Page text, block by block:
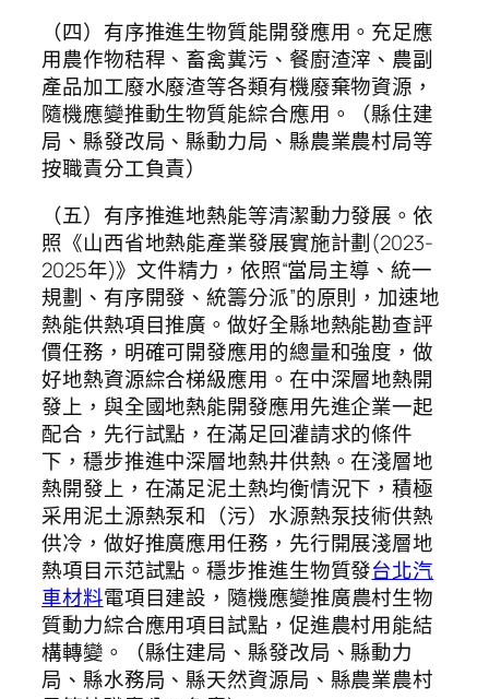
（四）有序推進生物質能開發應用。充足應
用農作物秸稈、畜禽糞污、餐廚渣滓、農副
產品加工廢水廢渣等各類有機廢棄物資源，
隨機應變推動生物質能綜合應用。（縣住建
局、縣發改局、縣動力局、縣農業農村局等
按職責分工負責）
（五）有序推進地熱能等清潔動力發展。依
照《山西省地熱能產業發展實施計劃(2023-
2025年)》文件精力，依照“當局主導、統一
規劃、有序開發、統籌分派”的原則，加速地
熱能供熱項目推廣。做好全縣地熱能勘查評
價任務，明確可開發應用的總量和強度，做
好地熱資源綜合梯級應用。在中深層地熱開
發上，與全國地熱能開發應用先進企業一起
配合，先行試點，在滿足回灌請求的條件
下，穩步推進中深層地熱井供熱。在淺層地
熱開發上，在滿足泥土熱均衡情況下，積極
采用泥土源熱泵和（污）水源熱泵技術供熱
供冷，做好推廣應用任務，先行開展淺層地
熱項目示范試點。穩步推進生物質發台北汽
車材料電項目建設，隨機應變推廣農村生物
質動力綜合應用項目試點，促進農村用能結
構轉變。（縣住建局、縣發改局、縣動力
局、縣水務局、縣天然資源局、縣農業農村